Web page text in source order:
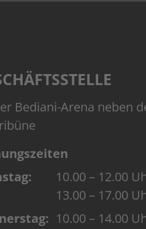
Bediani-Arena neben
10.00 – 12.00
13.00 – 17.00
10.00 – 14.00